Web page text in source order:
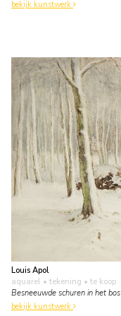
bekijk kunstwerk
Louis Apol
aquarel • tekening • te koop
Besneeuwde schuren in het bos
bekijk kunstwerk